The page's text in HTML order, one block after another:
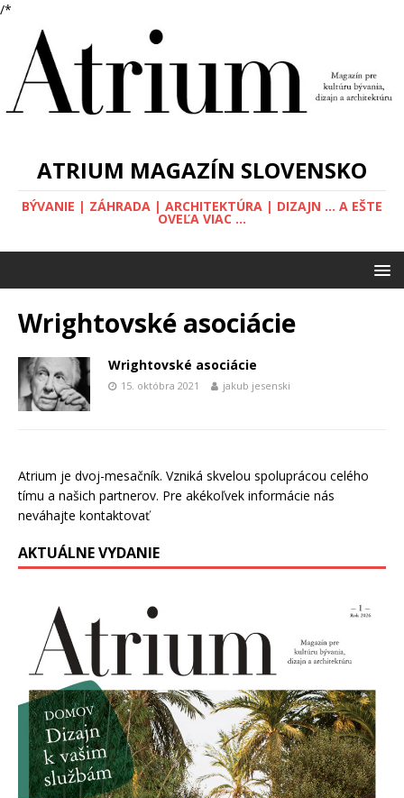
/*
ATRIUM MAGAZÍN SLOVENSKO
BÝVANIE | ZÁHRADA | ARCHITEKTÚRA | DIZAJN ... A EŠTE
OVEĽA VIAC ...
Wrightovské asociácie
Wrightovské asociácie
15. októbra 2021 jakub jesenski
Atrium je dvoj-mesačník. Vzniká skvelou spoluprácou celého
tímu a našich partnerov. Pre akékoľvek informácie nás
neváhajte kontaktovať
AKTUÁLNE VYDANIE